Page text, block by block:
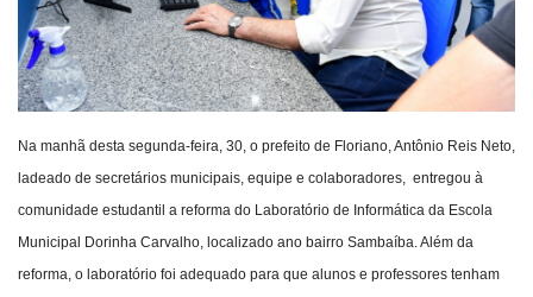
Na manhã desta segunda-feira, 30, o prefeito de Floriano, Antônio Reis Neto,
ladeado de secretários municipais, equipe e colaboradores, entregou à
comunidade estudantil a reforma do Laboratório de Informática da Escola
Municipal Dorinha Carvalho, localizado ano bairro Sambaíba. Além da
reforma, o laboratório foi adequado para que alunos e professores tenham